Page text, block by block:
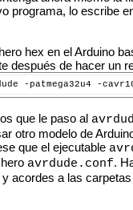
programa, lo escribe
hex en el Arduino
después de hacer un
que le paso al
otro modelo de
que el ejecutable
avrdude.conf.
acordes a las